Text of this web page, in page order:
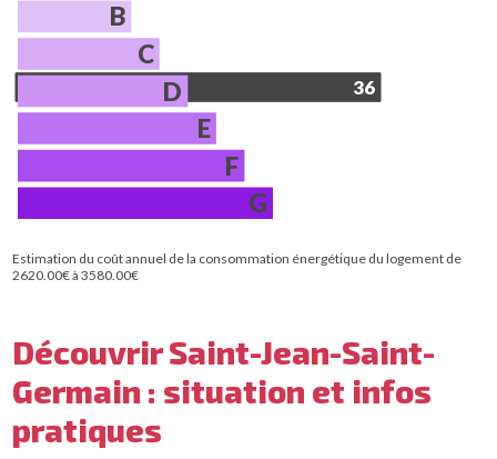
B
C
36
D
E
F
G
Estimation du coût annuel de la consommation énergétique du logement de
2620.00€ à 3580.00€
Découvrir Saint-Jean-Saint-
Germain : situation et infos
pratiques